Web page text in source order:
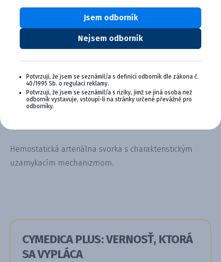
Balenie
14 cm (22019),16 cm
(22020),18 cm
(22021),22 cm (22022)
instrumenty peány
Dodávateľ
Vetnordic
Farmakologická skupina:
Instrumenty
zviera:
Hemostatická arteriálna svorka s charakteristickým
uzamykacím mechanizmom.
CYMEDICA PLUS: VERNOSŤ, KTORÁ
SA VYPLÁCA
Nejsem odborník
Jsem odborník
Potvrzuji, že jsem se seznámil/a s definicí odborník dle zákona č.
40/1995 Sb. o regulaci reklamy.
Potvrzuji, že jsem se seznámil/a s riziky, jimž se jiná osoba než
odborník vystavuje, vstoupí-li na stránky určené převážně pro
odborníky.